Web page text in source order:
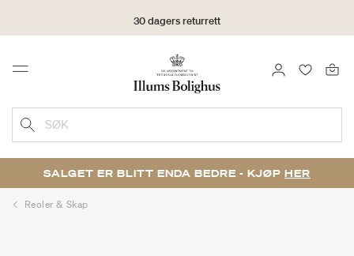
30 dagers returrett
Menu LOGG INN
SØK
SALGET ER BLITT ENDA BEDRE - KJØP HER
Reoler & Skap